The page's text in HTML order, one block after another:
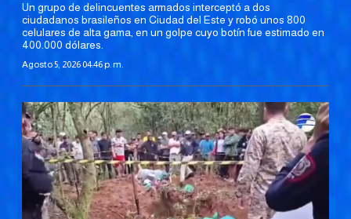
Un grupo de delincuentes armados interceptó a dos
ciudadanos brasileños en Ciudad del Este y robó unos 800
celulares de alta gama, en un golpe cuyo botín fue estimado en
400.000 dólares.
Agosto 5, 2026 04:46 p. m.